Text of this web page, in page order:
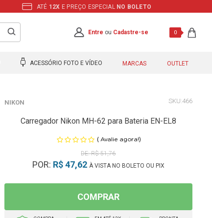
ATÉ 12X E PREÇO ESPECIAL NO BOLETO
Entre ou Cadastre-se 0
ACESSÓRIO FOTO E VÍDEO MARCAS OUTLET
NIKON 466
Carregador Nikon MH-62 para Bateria EN-EL8
( Avalie agora!)
R$ 51,76
POR: R$ 47,62 À VISTA NO BOLETO OU PIX
COMPRAR